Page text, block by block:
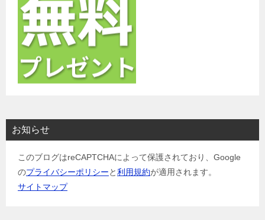
お知らせ
このブログはreCAPTCHAによって保護されており、Google
のプライバシーポリシーと利用規約が適用されます。
サイトマップ